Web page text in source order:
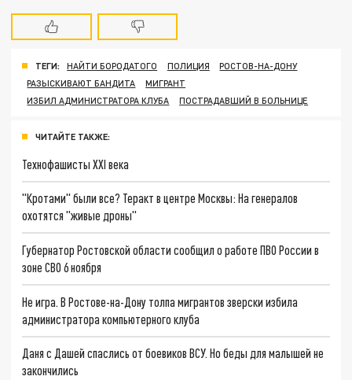
ТЕГИ: НАЙТИ БОРОДАТОГО ПОЛИЦИЯ
РОСТОВ-НА-ДОНУ
РАЗЫСКИВАЮТ БАНДИТА
МИГРАНТ
ИЗБИЛ АДМИНИСТРАТОРА КЛУБА
ПОСТРАДАВШИЙ В БОЛЬНИЦЕ
ЧИТАЙТЕ ТАКЖЕ:
Технофашисты XXI века
"Кротами" были все? Теракт в центре Москвы: На генералов
охотятся "живые дроны"
Губернатор Ростовской области сообщил о работе ПВО России в
зоне СВО 6 ноября
Не игра. В Ростове-на-Дону толпа мигрантов зверски избила
администратора компьютерного клуба
Даня с Дашей спаслись от боевиков ВСУ. Но беды для малышей не
закончились